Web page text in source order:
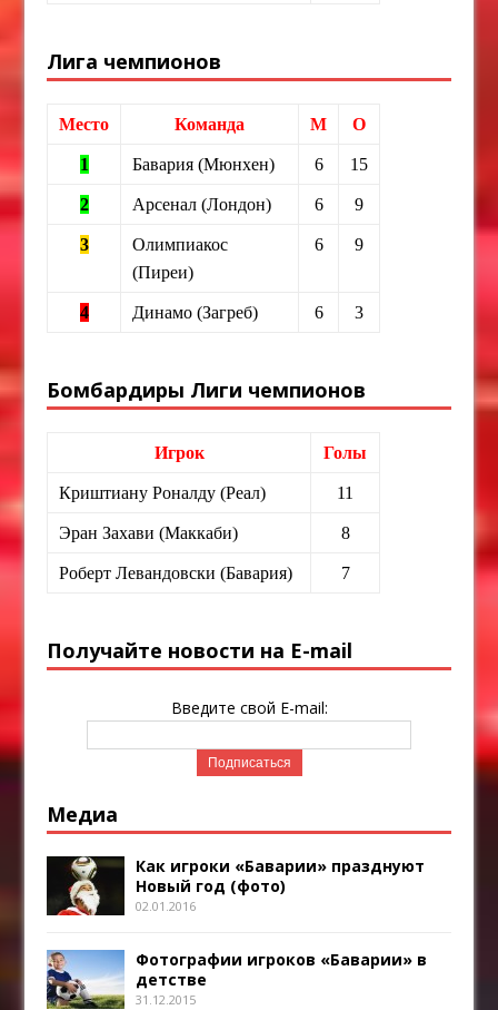
Лига чемпионов
Место Команда М О
1 Бавария (Мюнхен) 6 15
2 Арсенал (Лондон) 6 9
3
Олимпиакос
(Пиреи)
6 9
4 Динамо (Загреб) 6 3
Бомбардиры Лиги чемпионов
Игрок Голы
Криштиану Роналду (Реал) 11
Эран Захави (Маккаби) 8
Роберт Левандовски (Бавария) 7
Получайте новости на E-mail
Введите свой E-mail:
Медиа
Как игроки «Баварии» празднуют
Новый год (фото)
02.01.2016
Фотографии игроков «Баварии» в
детстве
31.12.2015